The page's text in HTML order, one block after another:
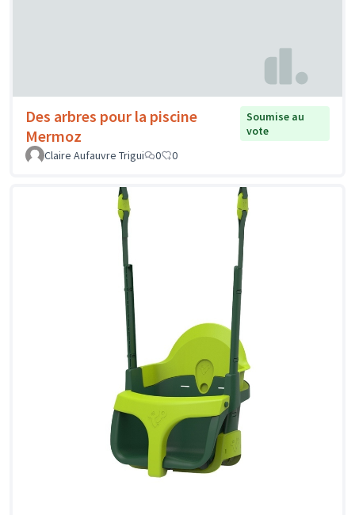
Des arbres pour la piscine
Mermoz
Soumise au
vote
Claire Aufauvre Trigui
0 0